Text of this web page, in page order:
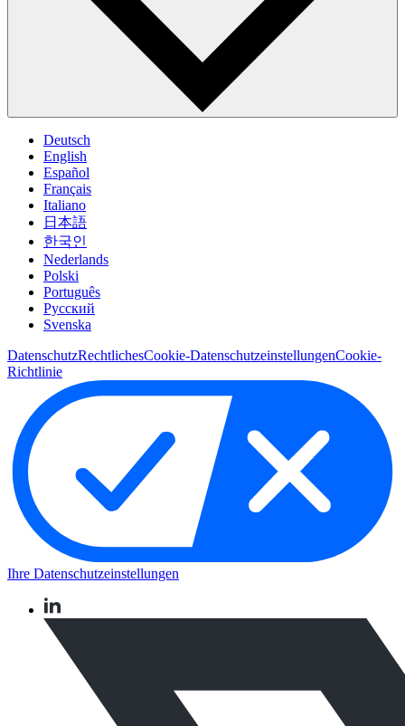
Deutsch
English
Español
Français
Italiano
日本語
한국인
Nederlands
Polski
Português
Pусский
Svenska
DatenschutzRechtlichesCookie-DatenschutzeinstellungenCookie-
Richtlinie
Ihre Datenschutzeinstellungen